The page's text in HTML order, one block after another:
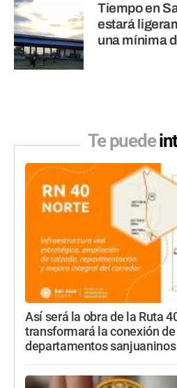
Tiempo en
estará
una mínima
Te puede
Así será la obra de la Ruta
transformará la conexión
departamentos sanjuaninos